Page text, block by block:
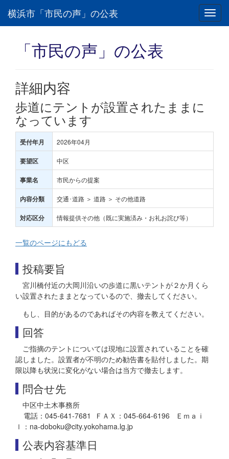
横浜市「市民の声」の公表
「市民の声」の公表
詳細内容
歩道にテントが設置されたままに
なっています
受付年月 2026年04月
要望区 中区
事業名 市民からの提案
内容分類 交通･道路 ＞ 道路 ＞ その他道路
対応区分 情報提供その他（既に実施済み・お礼お詫び等）
一覧のページにもどる
投稿要旨
宮川橋付近の大岡川沿いの歩道に黒いテントが２か月くら
い設置されたままとなっているので、撤去してください。
もし、目的があるのであればその内容を教えてください。
回答
ご指摘のテントについては現地に設置されていることを確
認しました。設置者が不明のため勧告書を貼付しました。期
限以降も状況に変化がない場合は当方で撤去します。
問合せ先
中区中土木事務所
電話：045-641-7681 ＦＡＸ：045-664-6196 Ｅｍａｉ
ｌ：na-doboku@city.yokohama.lg.jp
公表内容基準日